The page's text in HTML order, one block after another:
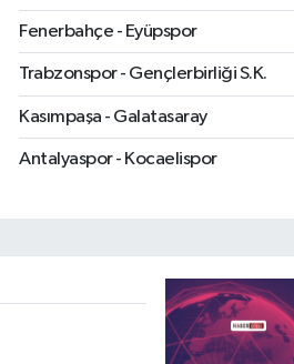
Fenerbahçe - Eyüpspor
Trabzonspor - Gençlerbirliği S.K.
Kasımpaşa - Galatasaray
Antalyaspor - Kocaelispor